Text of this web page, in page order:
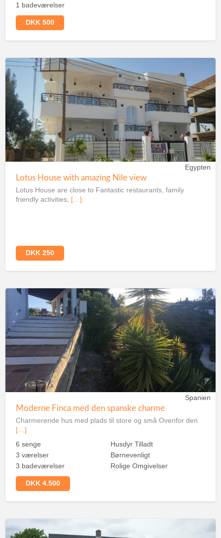
1 badeværelser
DKK 500
Egypten
Lotus House with amazing Nile view
Lotus House are close to Fantastic restaurants, family
friendly activities, […]
DKK 250
Spanien
Moderne Finca med den spanske charme
Charmerende hus med plads til store og små Ovenfor den
[…]
6 senge
3 værelser
3 badeværelser
Husdyr Tilladt
Børnevenligt
Rolige Omgivelser
DKK 4.500